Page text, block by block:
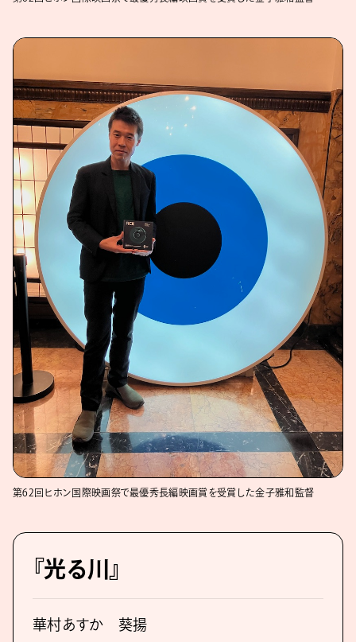
第62回ヒホン国際映画祭で最優秀長編映画賞を受賞した金子雅和監督
『光る川』
華村あすか 葵揚